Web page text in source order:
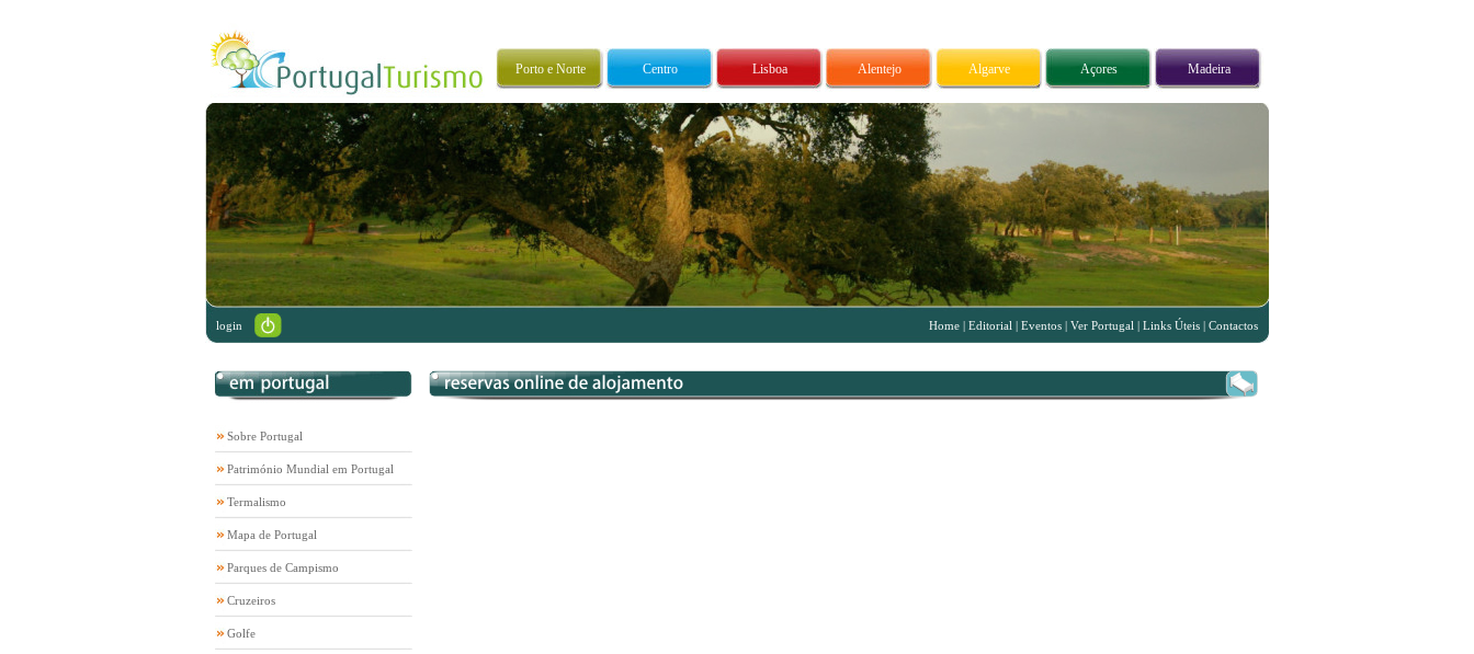
Porto e Norte Centro Lisboa Alentejo Algarve Açores Madeira
login Home | Editorial | Eventos | Ver Portugal | Links Úteis | Contactos
Sobre Portugal
Património Mundial em Portugal
Termalismo
Mapa de Portugal
Parques de Campismo
Cruzeiros
Golfe